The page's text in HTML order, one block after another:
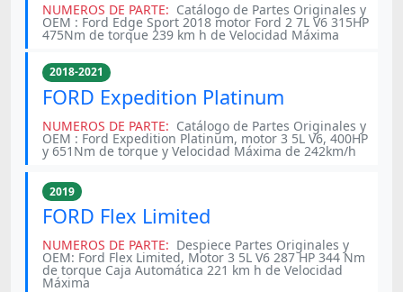
NUMEROS DE PARTE: Catálogo de Partes Originales y
OEM : Ford Edge Sport 2018 motor Ford 2 7L V6 315HP
​​475Nm de torque 239 km h de Velocidad Máxima
2018-2021
FORD Expedition Platinum
NUMEROS DE PARTE: Catálogo de Partes Originales y
OEM : Ford Expedition Platinum, motor 3 5L V6, 400HP
y 651Nm de torque y Velocidad Máxima de 242km/h
2019
FORD Flex Limited
NUMEROS DE PARTE: Despiece Partes Originales y
OEM: Ford Flex Limited, Motor 3 5L V6 287 HP 344 Nm
de torque Caja Automática 221 km h de Velocidad
Máxima